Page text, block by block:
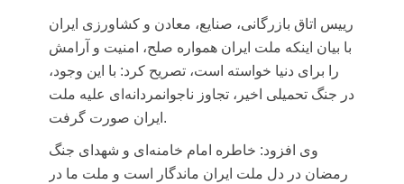
رییس اتاق بازرگانی، صنایع، معادن و کشاورزی ایران
با بیان اینکه ملت ایران همواره صلح، امنیت و آرامش
را برای دنیا خواسته است، تصریح کرد: با این وجود،
در جنگ تحمیلی اخیر، تجاوز ناجوانمردانه‌ای علیه ملت
ایران صورت گرفت.
وی افزود: خاطره امام خامنه‌ای و شهدای جنگ
رمضان در دل ملت ایران ماندگار است و ملت ما در